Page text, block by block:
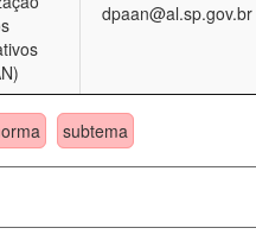
dpaan@al.sp.gov.br
subtema